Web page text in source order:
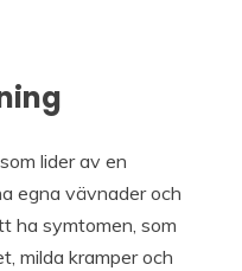
lider av en
egna vävnader och
ha symtomen, som
milda kramper och